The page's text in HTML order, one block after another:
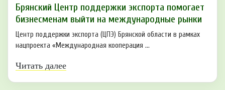
Брянский Центр поддержки экспорта помогает
бизнесменам выйти на международные рынки
Центр поддержки экспорта (ЦПЭ) Брянской области в рамках
нацпроекта «Международная кооперация ...
Читать далее